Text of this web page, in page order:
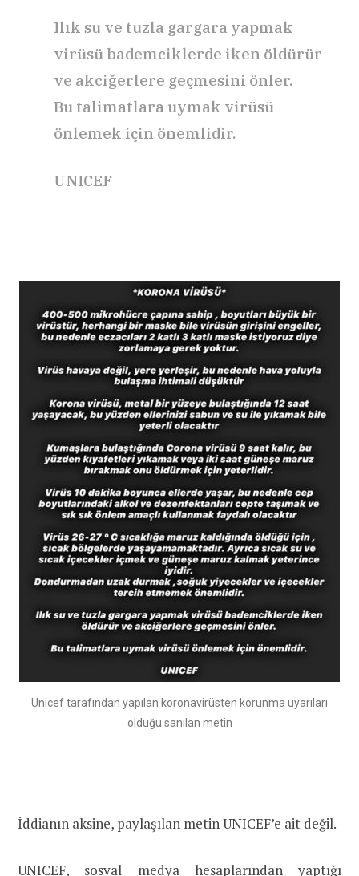
Ilık su ve tuzla gargara yapmak
virüsü bademciklerde iken öldürür
ve akciğerlere geçmesini önler.
Bu talimatlara uymak virüsü
önlemek için önemlidir.
UNICEF
Unicef tarafından yapılan koronavirüsten korunma uyarıları
olduğu sanılan metin
İddianın aksine, paylaşılan metin UNICEF’e ait değil.
UNICEF, sosyal medya hesaplarından yaptığı